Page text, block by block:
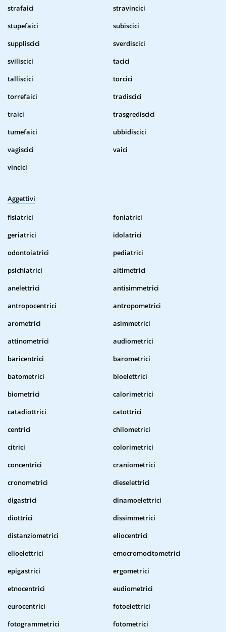
strafaici
stravincici
stupefaici
subiscici
suppliscici
sverdiscici
sviliscici
tacici
talliscici
torcici
torrefaici
tradiscici
traici
trasgrediscici
tumefaici
ubbidiscici
vagiscici
vaici
vincici
Aggettivi
fisiatrici
foniatrici
geriatrici
idolatrici
odontoiatrici
pediatrici
psichiatrici
altimetrici
anelettrici
antisimmetrici
antropocentrici
antropometrici
arometrici
asimmetrici
attinometrici
audiometrici
baricentrici
barometrici
batometrici
bioelettrici
biometrici
calorimetrici
catadiottrici
catottrici
centrici
chilometrici
citrici
colorimetrici
concentrici
craniometrici
cronometrici
dieselettrici
digastrici
dinamoelettrici
diottrici
dissimmetrici
distanziometrici
eliocentrici
elioelettrici
emocromocitometrici
epigastrici
ergometrici
etnocentrici
eudiometrici
eurocentrici
fotoelettrici
fotogrammetrici
fotometrici